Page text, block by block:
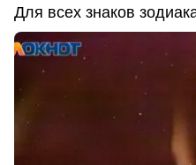
Для всех знаков